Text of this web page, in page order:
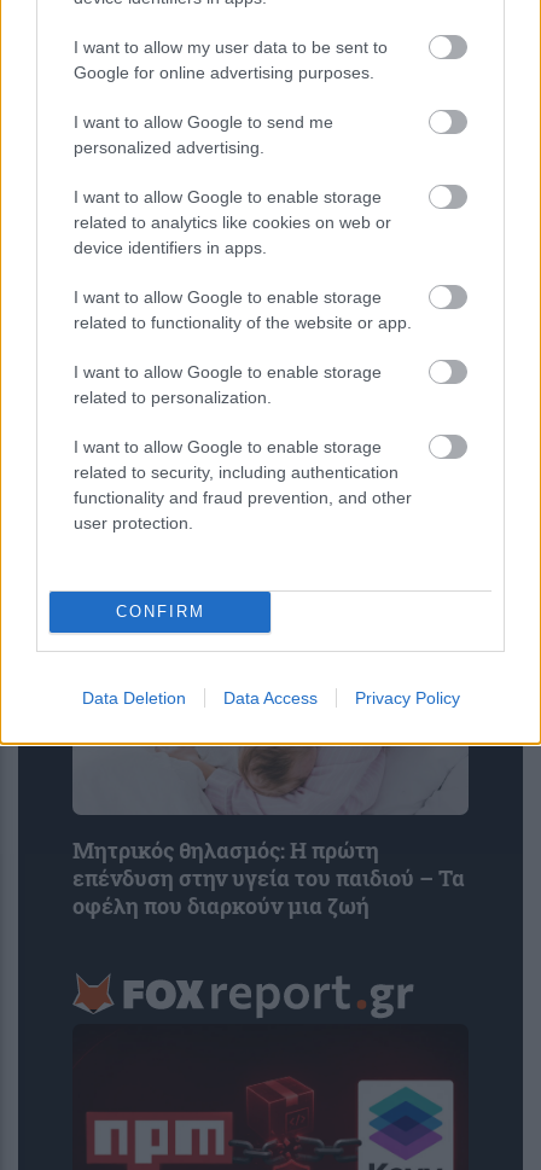
I want to allow my user data to be sent to
Google for online advertising purposes.
I want to allow Google to send me
personalized advertising.
I want to allow Google to enable storage
related to analytics like cookies on web or
device identifiers in apps.
I want to allow Google to enable storage
related to functionality of the website or app.
I want to allow Google to enable storage
related to personalization.
I want to allow Google to enable storage
related to security, including authentication
functionality and fraud prevention, and other
user protection.
CONFIRM
Data Deletion Data Access Privacy Policy
Άρτα: Πυρκαγιά σε υποσταθμό της
ΔΕΗ – Ορατές από 30 χιλιόμετρα οι
Έχουμε τα μικρόβια του συντρόφου
μας – Μελέτη δείχνει ότι εραστές
μοιράζονται έως και το 44% του
Μητρικός θηλασμός: Η πρώτη
επένδυση στην υγεία του παιδιού – Τα
οφέλη που διαρκούν μια ζωή